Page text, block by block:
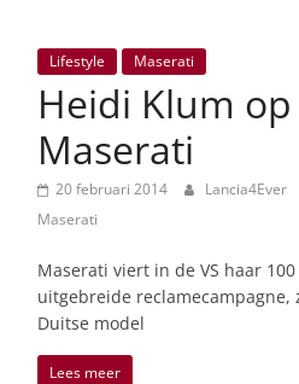
Italiaans
autonieuws
lifestyle
Lifestyle Maserati
Heidi Klum
Maserati
20 februari 2014 Lancia4Ever
Maserati
Maserati viert in de VS haar
uitgebreide reclamecampagne,
Duitse model
Lees meer